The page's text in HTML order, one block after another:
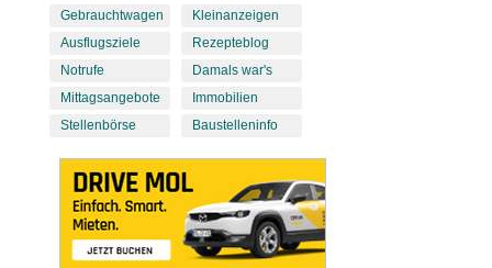
Gebrauchtwagen
Ausflugsziele
Notrufe
Mittagsangebote
Stellenbörse
Kleinanzeigen
Rezepteblog
Damals war's
Immobilien
Baustelleninfo